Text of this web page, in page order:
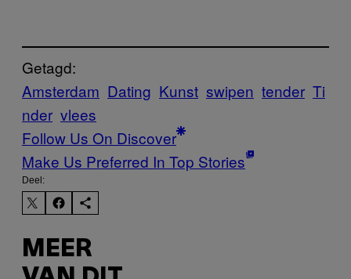
Getagd:
Amsterdam Dating Kunst swipen tender Ti
nder vlees
Follow Us On Discover
Make Us Preferred In Top Stories
Deel:
MEER